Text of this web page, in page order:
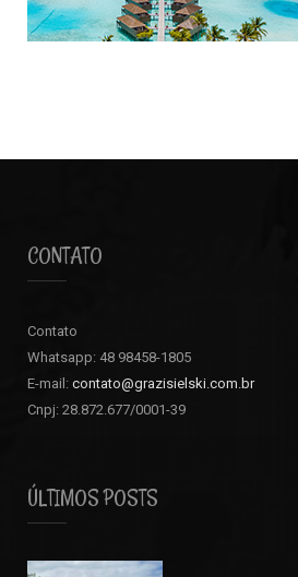
CONTATO
Contato
Whatsapp: 48 98458-1805
E-mail: contato@grazisielski.com.br
Cnpj: 28.872.677/0001-39
ÚLTIMOS POSTS